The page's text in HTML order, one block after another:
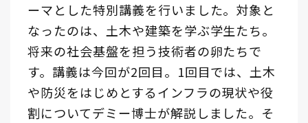
ーマとした特別講義を行いました。対象と
なったのは、土木や建築を学ぶ学生たち。
将来の社会基盤を担う技術者の卵たちで
す。講義は今回が2回目。1回目では、土木
や防災をはじめとするインフラの現状や役
割についてデミー博士が解説しました。そ